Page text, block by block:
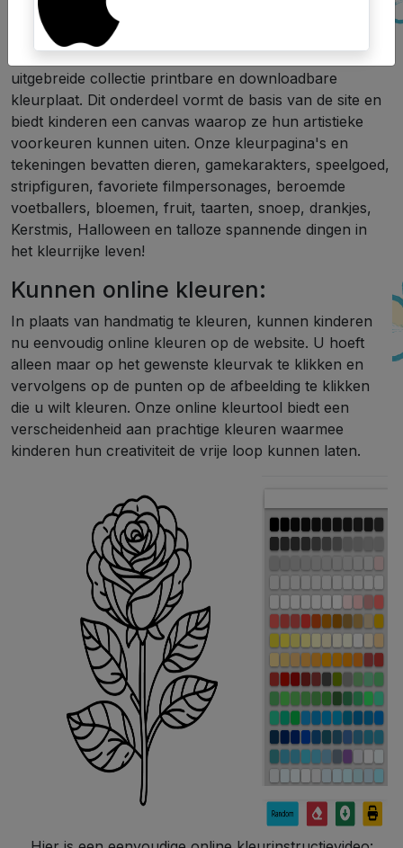
kleurplaten:
De kern van Kleurplatenwk.nl wordt gevormd door de
uitgebreide collectie printbare en downloadbare
kleurplaat. Dit onderdeel vormt de basis van de site en
biedt kinderen een canvas waarop ze hun artistieke
voorkeuren kunnen uiten. Onze kleurpagina's en
tekeningen bevatten dieren, gamekarakters, speelgoed,
stripfiguren, favoriete filmpersonages, beroemde
voetballers, bloemen, fruit, taarten, snoep, drankjes,
Kerstmis, Halloween en talloze spannende dingen in
het kleurrijke leven!
Kunnen online kleuren:
In plaats van handmatig te kleuren, kunnen kinderen
nu eenvoudig online kleuren op de website. U hoeft
alleen maar op het gewenste kleurvak te klikken en
vervolgens op de punten op de afbeelding te klikken
die u wilt kleuren. Onze online kleurtool biedt een
verscheidenheid aan prachtige kleuren waarmee
kinderen hun creativiteit de vrije loop kunnen laten.